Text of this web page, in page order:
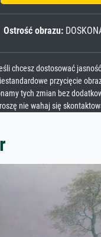
Ostrość obrazu:
chcesz dostosować
przycięcie
tych zmian bez
nie wahaj się